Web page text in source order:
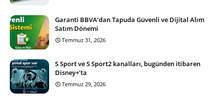
Garanti BBVA’dan Tapuda Güvenli ve Dijital Alım
Satım Dönemi
Temmuz 31, 2026
S Sport ve S Sport2 kanalları, bugünden itibaren
Disney+’ta
Temmuz 29, 2026